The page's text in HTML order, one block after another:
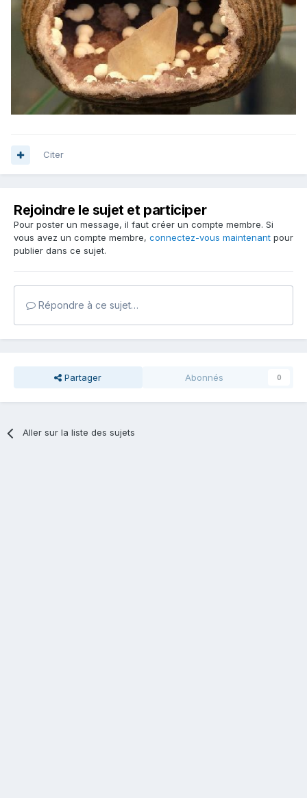
Citer
Rejoindre le sujet et participer
Pour poster un message, il faut créer un compte membre. Si
vous avez un compte membre, connectez-vous maintenant pour
publier dans ce sujet.
Répondre à ce sujet…
Partager Abonnés 0
Aller sur la liste des sujets